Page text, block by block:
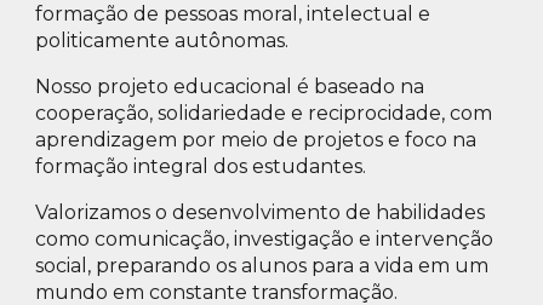
formação de pessoas moral, intelectual e
politicamente autônomas.
Nosso projeto educacional é baseado na
cooperação, solidariedade e reciprocidade, com
aprendizagem por meio de projetos e foco na
formação integral dos estudantes.
Valorizamos o desenvolvimento de habilidades
como comunicação, investigação e intervenção
social, preparando os alunos para a vida em um
mundo em constante transformação.